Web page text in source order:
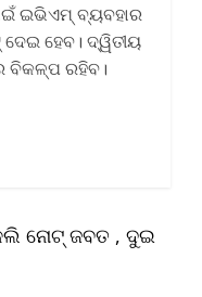
ଇଭିଏମ୍ ବ୍ୟବହାର
ହେବ। ଦ୍ୱିତୀୟ
ବିକଳ୍ପ ରହିବ।
ନୋଟ୍ ଜବତ , ଦୁଇ